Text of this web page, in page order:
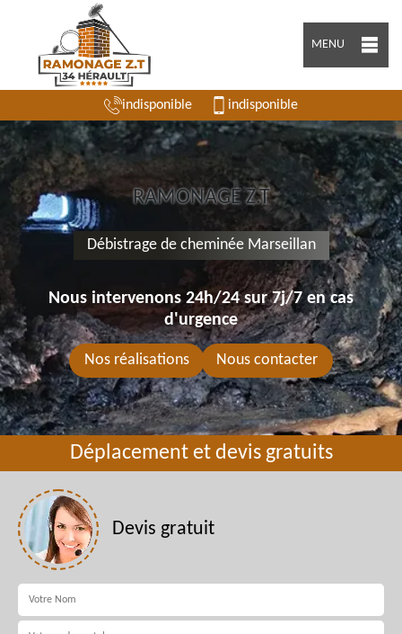
MENU
indisponible indisponible
RAMONAGE Z.T
Débistrage de cheminée Marseillan
Nous intervenons 24h/24 sur 7j/7 en cas
d'urgence
Nos réalisations Nous contacter
Déplacement et devis gratuits
Devis gratuit